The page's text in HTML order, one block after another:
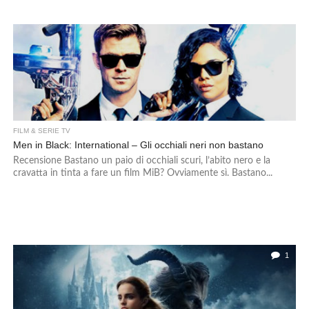
FILM & SERIE TV
Men in Black: International – Gli occhiali neri non bastano
Recensione Bastano un paio di occhiali scuri, l’abito nero e la
cravatta in tinta a fare un film MiB? Ovviamente sì. Bastano...
1